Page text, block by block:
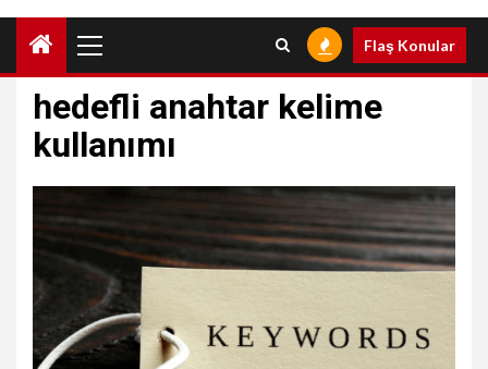
Menu
Flaş Konular
hedefli anahtar kelime
kullanımı